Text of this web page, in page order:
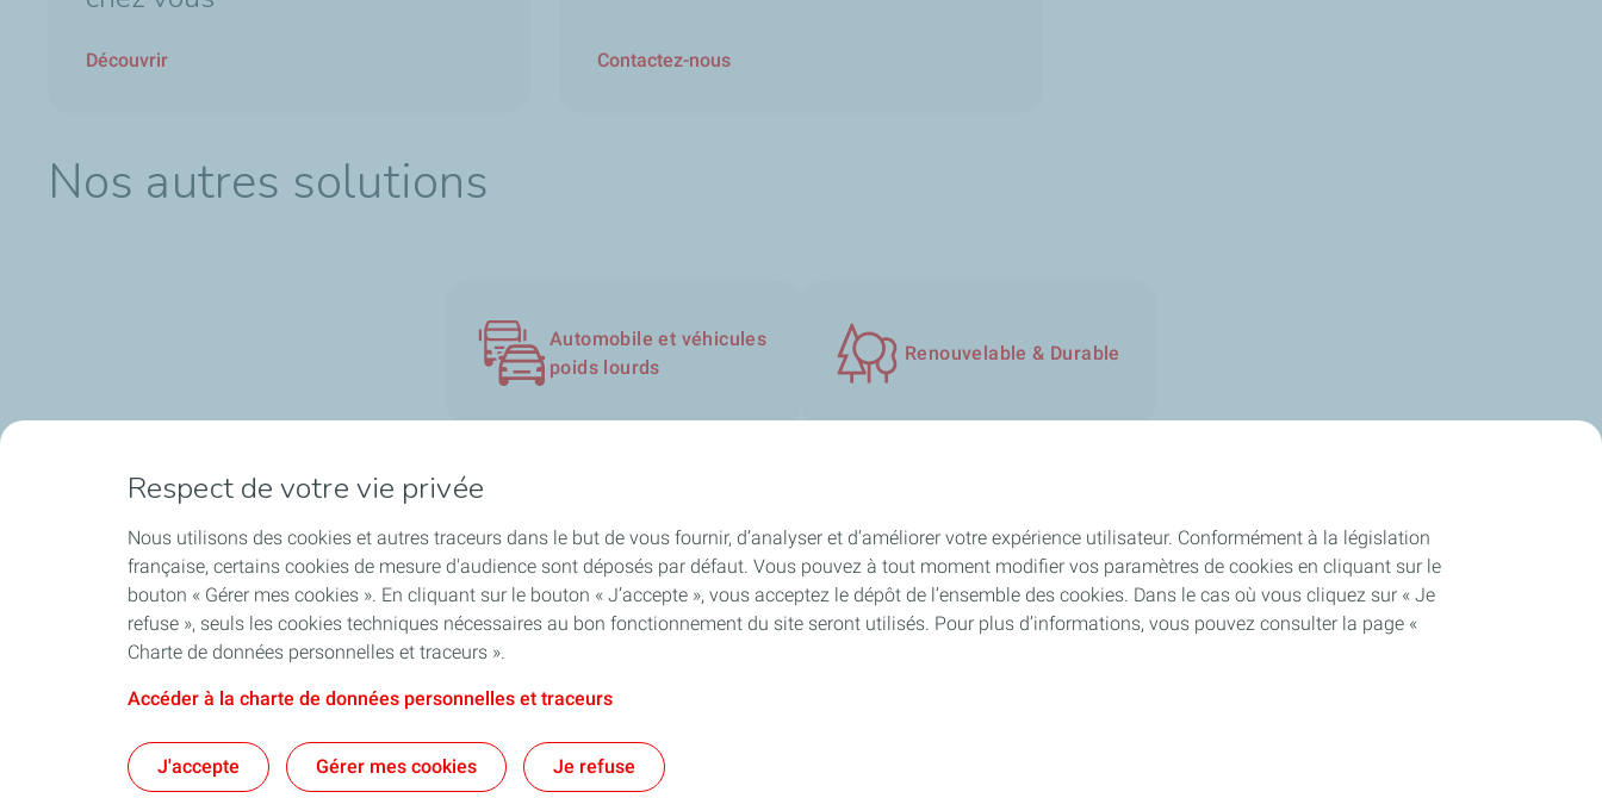
Découvrir Contactez-nous
Nos autres solutions
Automobile et véhicules
poids lourds
Renouvelable & Durable
Nos solutions
Catalogue Produit
A propos
Nos engagements
Besoin d'aide ?
FAQ
Conditions Générales d'Utilisation Conditions Générales de Vente
Respect de votre vie privée
Nous utilisons des cookies et autres traceurs dans le but de vous fournir, d’analyser et d’améliorer votre expérience utilisateur. Conformément à la législation
française, certains cookies de mesure d'audience sont déposés par défaut. Vous pouvez à tout moment modifier vos paramètres de cookies en cliquant sur le
bouton « Gérer mes cookies ». En cliquant sur le bouton « J’accepte », vous acceptez le dépôt de l’ensemble des cookies. Dans le cas où vous cliquez sur « Je
refuse », seuls les cookies techniques nécessaires au bon fonctionnement du site seront utilisés. Pour plus d’informations, vous pouvez consulter la page «
Charte de données personnelles et traceurs ».
Accéder à la charte de données personnelles et traceurs
J'accepte Gérer mes cookies Je refuse